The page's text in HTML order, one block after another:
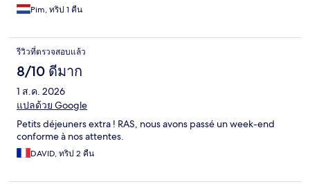
Pim, ทริป 1 คืน
รีวิวที่ตรวจสอบแล้ว
8/10 ดีมาก
1 ส.ค. 2026
แปลด้วย Google
Petits déjeuners extra ! RAS, nous avons passé un week-end
conforme à nos attentes.
DAVID, ทริป 2 คืน